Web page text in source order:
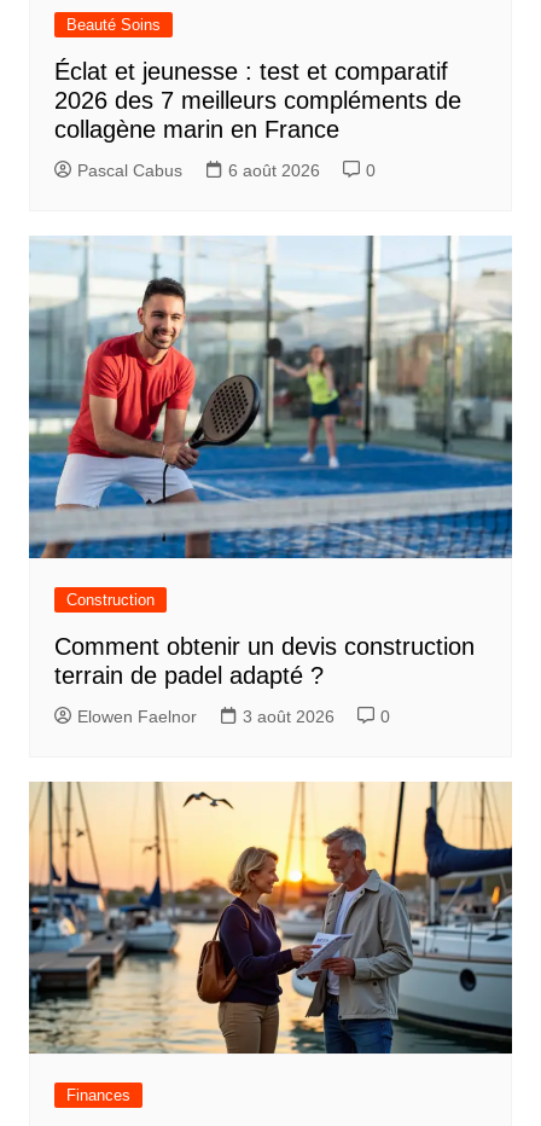
Beauté Soins
Éclat et jeunesse : test et comparatif
2026 des 7 meilleurs compléments de
collagène marin en France
Pascal Cabus 6 août 2026 0
Construction
Comment obtenir un devis construction
terrain de padel adapté ?
Elowen Faelnor 3 août 2026 0
Finances